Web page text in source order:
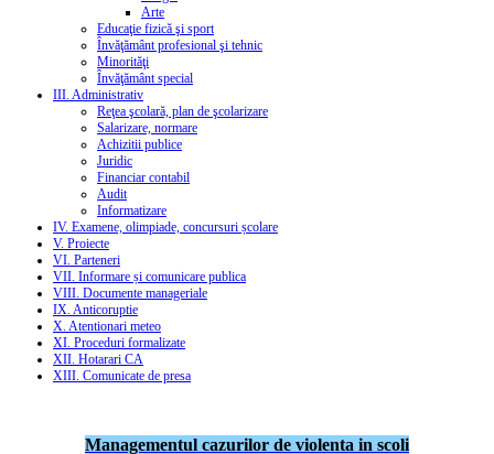
Arte
Educaţie fizică şi sport
Învăţământ profesional şi tehnic
Minorităţi
Învăţământ special
III. Administrativ
Reţea şcolară, plan de şcolarizare
Salarizare, normare
Achizitii publice
Juridic
Financiar contabil
Audit
Informatizare
IV. Examene, olimpiade, concursuri școlare
V. Proiecte
VI. Parteneri
VII. Informare și comunicare publica
VIII. Documente manageriale
IX. Anticoruptie
X. Atentionari meteo
XI. Proceduri formalizate
XII. Hotarari CA
XIII. Comunicate de presa
Managementul cazurilor de violenta in scoli